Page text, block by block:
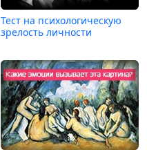
Тест на психологическую
зрелость личности